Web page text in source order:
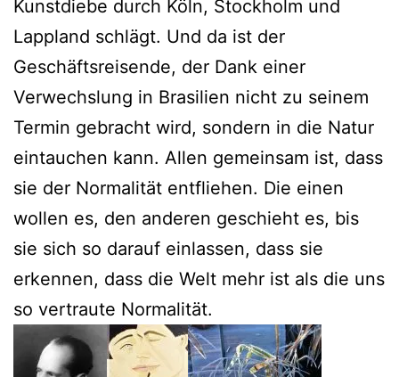
Kunstdiebe durch Köln, Stockholm und
Lappland schlägt. Und da ist der
Geschäftsreisende, der Dank einer
Verwechslung in Brasilien nicht zu seinem
Termin gebracht wird, sondern in die Natur
eintauchen kann. Allen gemeinsam ist, dass
sie der Normalität entfliehen. Die einen
wollen es, den anderen geschieht es, bis
sie sich so darauf einlassen, dass sie
erkennen, dass die Welt mehr ist als die uns
so vertraute Normalität.